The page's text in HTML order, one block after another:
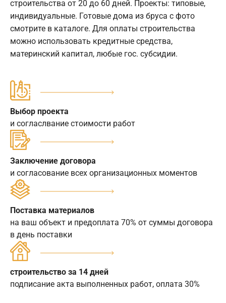
строительства от 20 до 60 дней. Проекты: типовые,
индивидуальные. Готовые дома из бруса с фото
смотрите в каталоге. Для оплаты строительства
можно использовать кредитные средства,
материнский капитал, любые гос. субсидии.
Выбор проекта
и согласлвание стоимости работ
Заключение договора
и согласование всех организационных моментов
Поставка материалов
на ваш объект и предоплата 70% от суммы договора
в день поставки
строительство за 14 дней
подписание акта выполненных работ, оплата 30%